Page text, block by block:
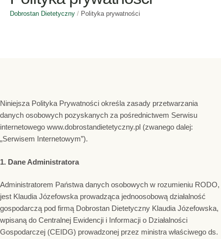
Dobrostan Dietetyczny / Polityka prywatności
Niniejsza Polityka Prywatności określa zasady przetwarzania
danych osobowych pozyskanych za pośrednictwem Serwisu
internetowego www.dobrostandietetyczny.pl (zwanego dalej:
„Serwisem Internetowym”).
1. Dane Administratora
Administratorem Państwa danych osobowych w rozumieniu RODO,
jest Klaudia Józefowska prowadząca jednoosobową działalność
gospodarczą pod firmą Dobrostan Dietetyczny Klaudia Józefowska,
wpisaną do Centralnej Ewidencji i Informacji o Działalności
Gospodarczej (CEIDG) prowadzonej przez ministra właściwego ds.